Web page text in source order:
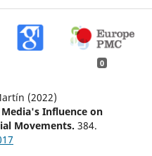
0
(2022)
Influence on
Movements. 384.